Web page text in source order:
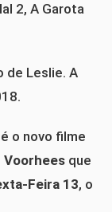
2, A Garota
de Leslie. A
o novo filme
Voorhees que
Feira 13, o